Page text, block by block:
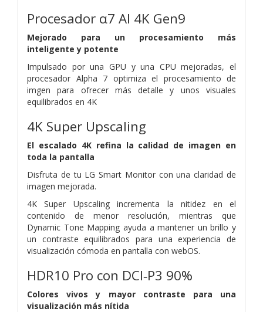
Procesador α7 AI 4K Gen9
Mejorado para un procesamiento más
inteligente y potente
Impulsado por una GPU y una CPU mejoradas, el
procesador Alpha 7 optimiza el procesamiento de
imgen para ofrecer más detalle y unos visuales
equilibrados en 4K
4K Super Upscaling
El escalado 4K refina la calidad de imagen en
toda la pantalla
Disfruta de tu LG Smart Monitor con una claridad de
imagen mejorada.
4K Super Upscaling incrementa la nitidez en el
contenido de menor resolución, mientras que
Dynamic Tone Mapping ayuda a mantener un brillo y
un contraste equilibrados para una experiencia de
visualización cómoda en pantalla con webOS.
HDR10 Pro con DCI‑P3 90%
Colores vivos y mayor contraste para una
visualización más nítida